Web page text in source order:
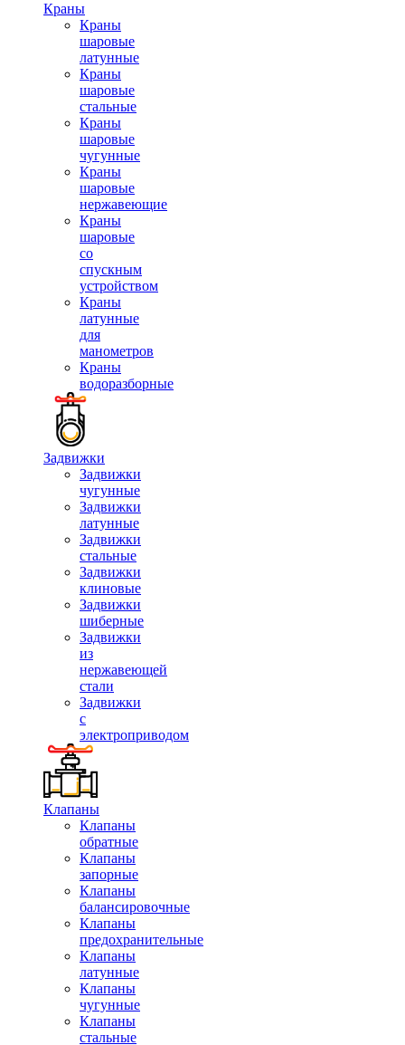
Краны
Краны
шаровые
латунные
Краны
шаровые
стальные
Краны
шаровые
чугунные
Краны
шаровые
нержавеющие
Краны
шаровые
со
спускным
устройством
Краны
латунные
для
манометров
Краны
водоразборные
Задвижки
Задвижки
чугунные
Задвижки
латунные
Задвижки
стальные
Задвижки
клиновые
Задвижки
шиберные
Задвижки
из
нержавеющей
стали
Задвижки
с
электроприводом
Клапаны
Клапаны
обратные
Клапаны
запорные
Клапаны
балансировочные
Клапаны
предохранительные
Клапаны
латунные
Клапаны
чугунные
Клапаны
стальные